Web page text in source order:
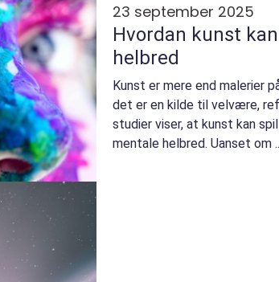
23 september 2025
Hvordan kunst
helbred
Kunst er mere end malerier
det er en kilde til velvære,
studier viser, at kunst kan
mentale helbred. Uanset om